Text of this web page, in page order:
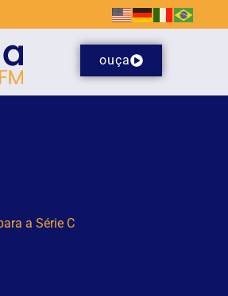
ouça
na tradição têxtil de Brusque